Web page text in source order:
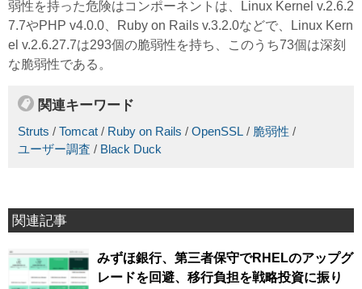
弱性を持った危険はコンポーネントは、Linux Kernel v.2.6.2
7.7やPHP v4.0.0、Ruby on Rails v.3.2.0などで、Linux Kern
el v.2.6.27.7は293個の脆弱性を持ち、このうち73個は深刻
な脆弱性である。
関連キーワード
Struts / Tomcat / Ruby on Rails / OpenSSL / 脆弱性 /
ユーザー調査 / Black Duck
関連記事
みずほ銀行、第三者保守でRHELのアップグ
レードを回避、移行負担を戦略投資に振り